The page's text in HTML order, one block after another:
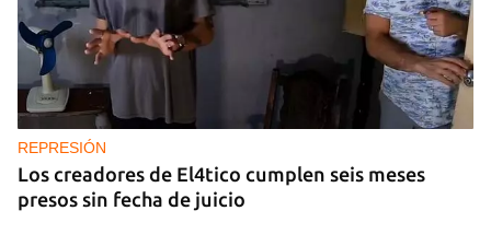
REPRESIÓN
Los creadores de El4tico cumplen seis meses
presos sin fecha de juicio